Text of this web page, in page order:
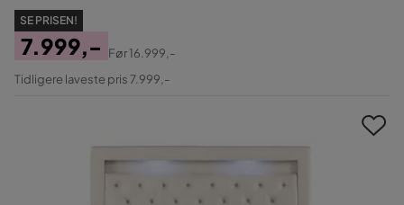
SE PRISEN!
Pris
7.999,-
Original
Før16.999,-
Tidligere laveste pris 7.999,-